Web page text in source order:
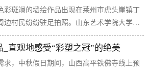
彩斑斓的墙绘作品出现在莱州市虎头崖镇丁
边村民纷纷驻足拍照。山东艺术学院大学生
到丁家村，开展美育进乡村墙体彩绘活动，
风景。山东艺术学院的11名师...
直观地感受“彩塑之冠”的绝美
求，中秋假日期间，山西高平铁佛寺线上预